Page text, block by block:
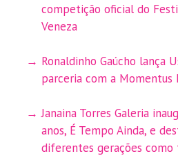
competição oficial do
Veneza
Ronaldinho Gaúcho lança
parceria com a Momentus
Janaina Torres Galeria
anos, É Tempo Ainda, e
diferentes gerações